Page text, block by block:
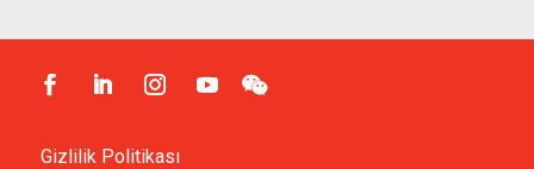

Gizlilik Politikası